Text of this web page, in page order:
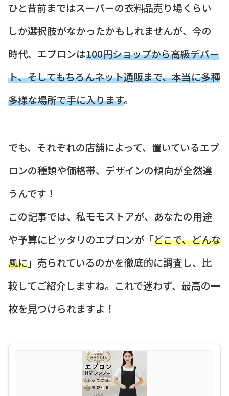
ひと昔前まではスーパーの衣料品売り場くらい
しか選択肢がなかったかもしれませんが、今の
時代、エプロンは100円ショップから高級デパー
ト、そしてもちろんネット通販まで、本当に多種
多様な場所で手に入ります。
でも、それぞれの店舗によって、置いているエプ
ロンの種類や価格帯、デザインの傾向が全然違
うんです！
この記事では、私モモストアが、あなたの用途
や予算にピッタリのエプロンが「どこで、どんな
風に」売られているのかを徹底的に調査し、比
較してご紹介しますね。これで迷わず、最高の一
枚を見つけられますよ！